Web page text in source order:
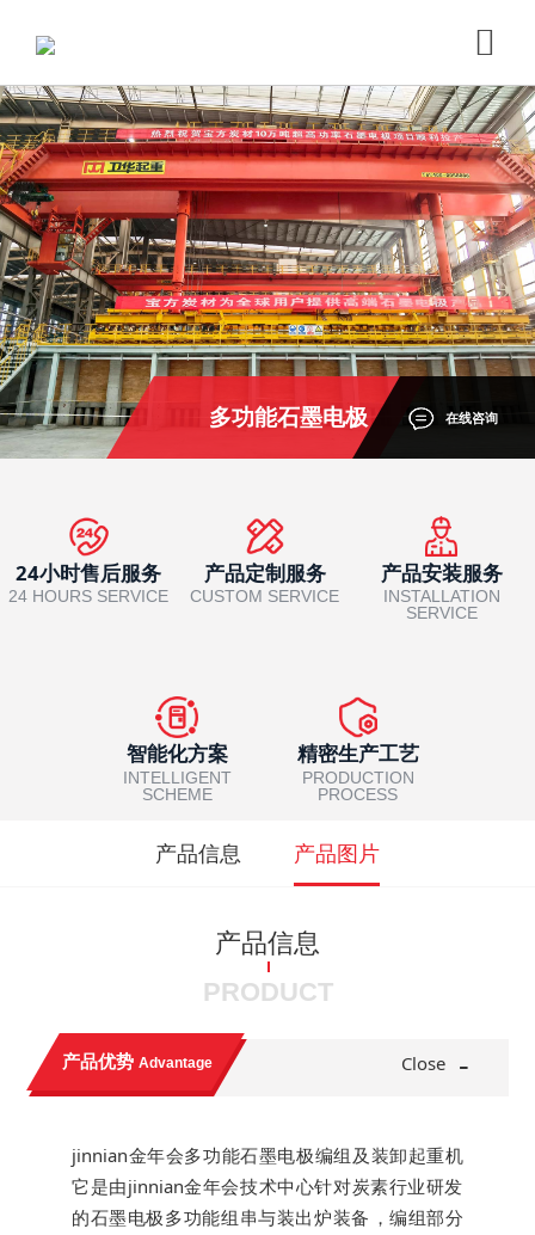
多功能石墨电极
机
在线咨询
24小时售后服务
24 HOURS SERVICE
产品定制服务
CUSTOM SERVICE
产品安装服务
INSTALLATION
SERVICE
智能化方案
INTELLIGENT
SCHEME
精密生产工艺
PRODUCTION
PROCESS
产品信息 产品图片
产品信息
PRODUCT
产品优势Advantage Close -
jinnian金年会多功能石墨电极编组及装卸起重机
它是由jinnian金年会技术中心针对炭素行业研发
的石墨电极多功能组串与装出炉装备，编组部分